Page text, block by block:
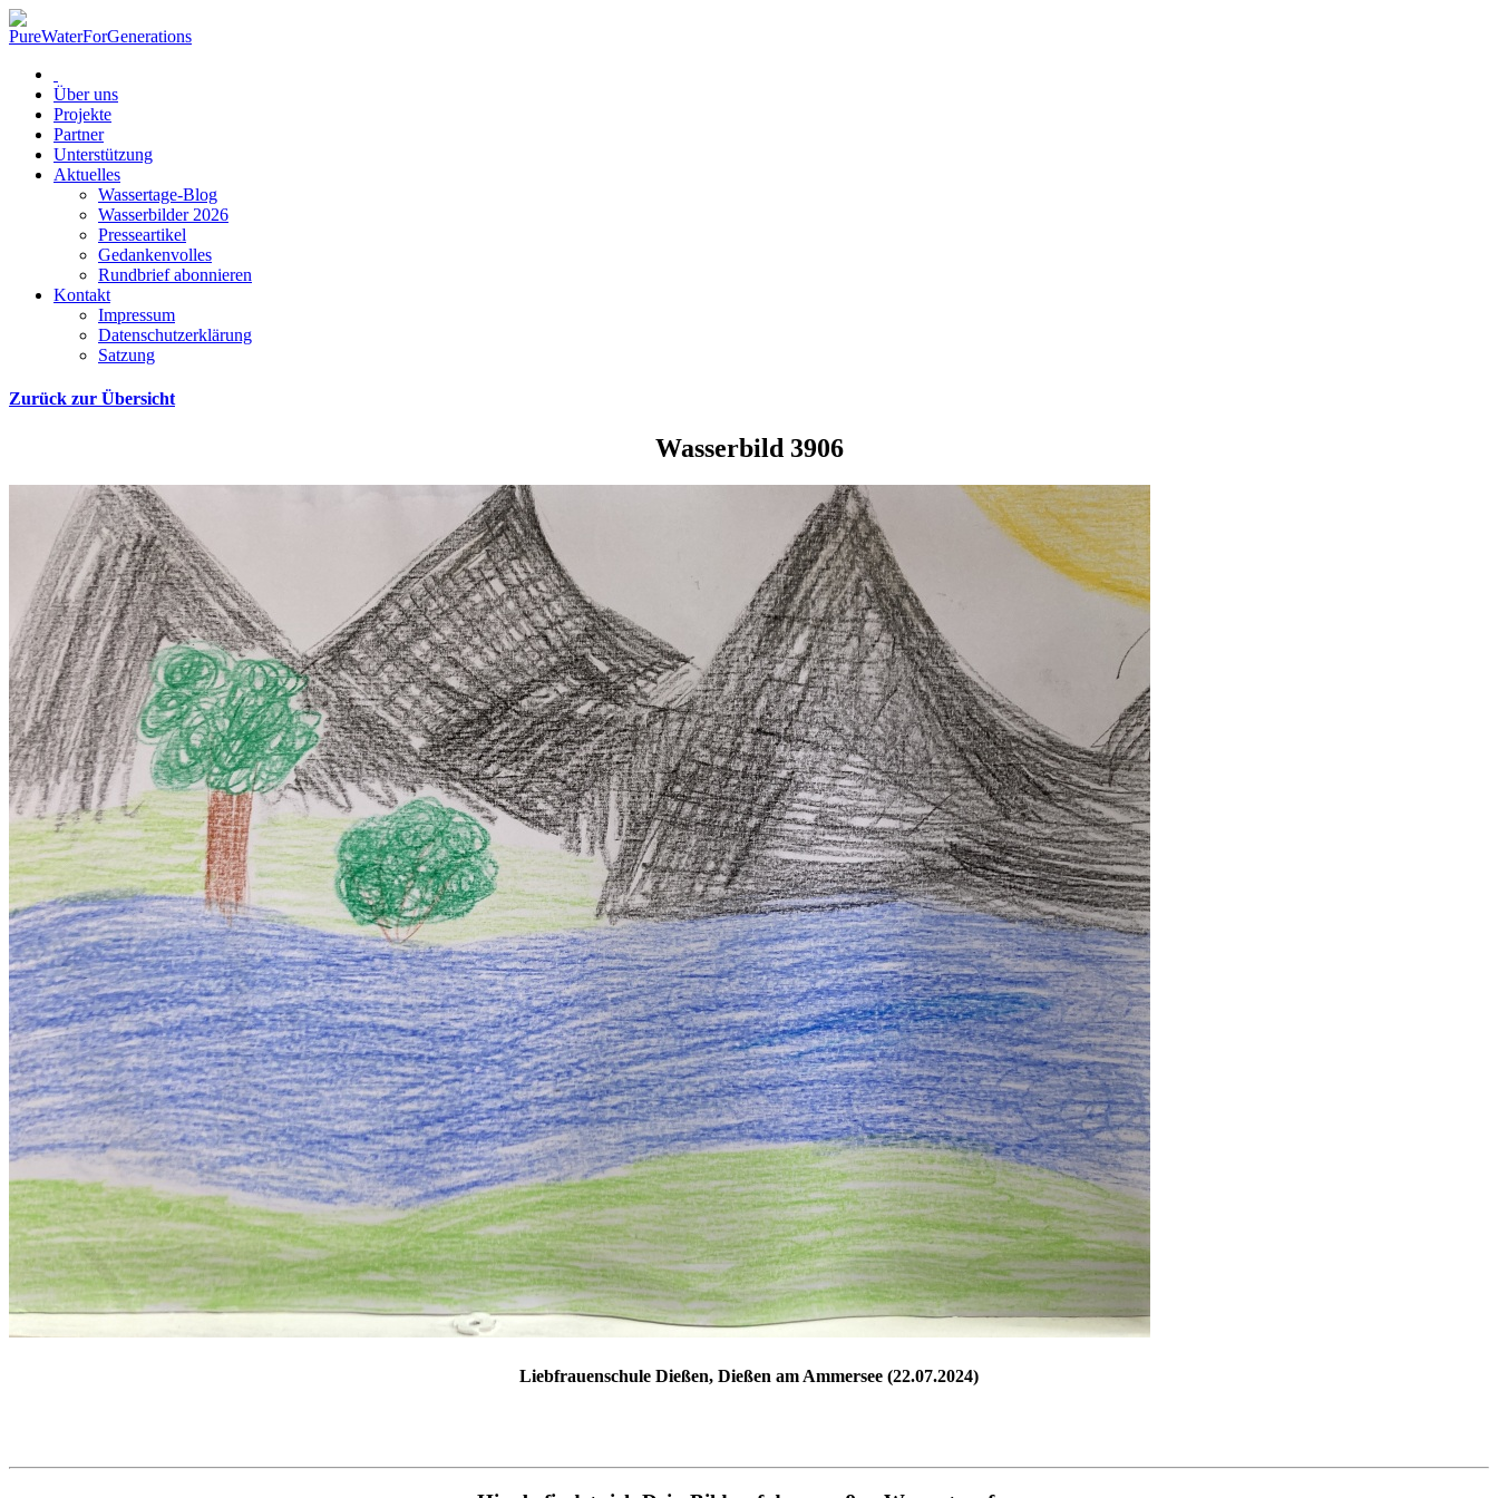
Über uns
Projekte
Partner
Unterstützung
Aktuelles
Wassertage-Blog
Wasserbilder 2026
Presseartikel
Gedankenvolles
Rundbrief abonnieren
Kontakt
Impressum
Datenschutzerklärung
Satzung
Zurück zur Übersicht
Wasserbild 3906
Liebfrauenschule Dießen, Dießen am Ammersee (22.07.2024)